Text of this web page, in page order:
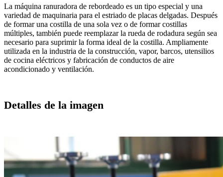
La máquina ranuradora de rebordeado es un tipo especial y una
variedad de maquinaria para el estriado de placas delgadas. Después
de formar una costilla de una sola vez o de formar costillas
múltiples, también puede reemplazar la rueda de rodadura según sea
necesario para suprimir la forma ideal de la costilla. Ampliamente
utilizada en la industria de la construcción, vapor, barcos, utensilios
de cocina eléctricos y fabricación de conductos de aire
acondicionado y ventilación.
Detalles de la imagen